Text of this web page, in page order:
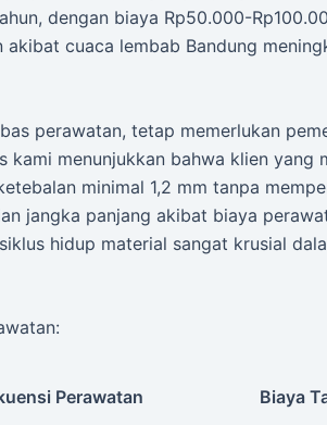
dengan biaya Rp50.000-
cuaca lembab Bandung
perawatan, tetap memerlukan
kami menunjukkan bahwa klien yang
minimal 1,2 mm tanpa
jangka panjang akibat biaya
hidup material sangat krusial
Perawatan Biaya